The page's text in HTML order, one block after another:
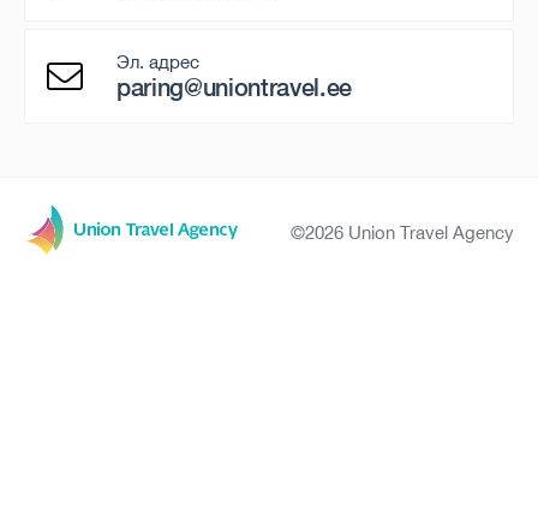
Эл. адрес
paring@uniontravel.ee
©2026 Union Travel Agency